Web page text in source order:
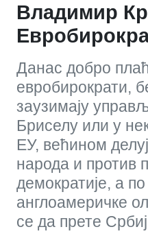
Владимир
Данас добро
евробирократи,
заузимају
Бриселу или у
ЕУ, већином
народа и против
демократије, а
англоамеричке
се да прете